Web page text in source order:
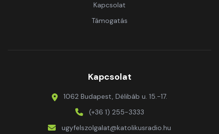
Kapcsolat
Támogatás
Kapcsolat
1062 Budapest, Délibáb u. 15.-17.
(+36 1) 255-3333
ugyfelszolgalat@katolikusradio.hu